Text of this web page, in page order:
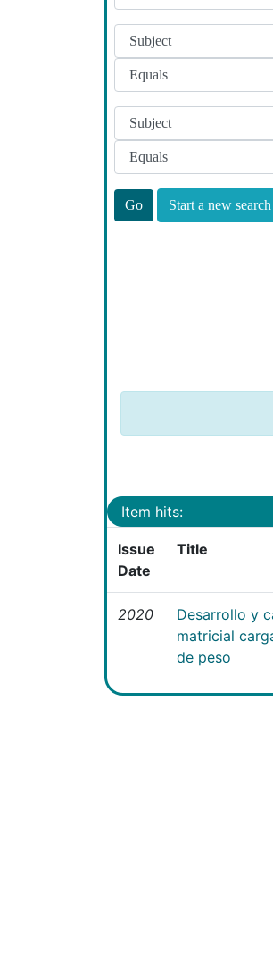
Start a new search
Item hits:
Issue
Date
Title
2020
Desarrollo y
matricial
de peso